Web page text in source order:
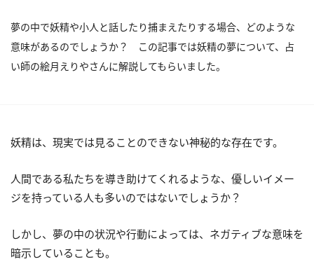
夢の中で妖精や小人と話したり捕まえたりする場合、どのような
意味があるのでしょうか？ この記事では妖精の夢について、占
い師の絵月えりやさんに解説してもらいました。
妖精は、現実では見ることのできない神秘的な存在です。
人間である私たちを導き助けてくれるような、優しいイメー
ジを持っている人も多いのではないでしょうか？
しかし、夢の中の状況や行動によっては、ネガティブな意味を
暗示していることも。